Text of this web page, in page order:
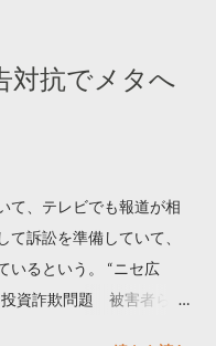
ja/insights/kakusan
対抗でメタへ
て、テレビでも報道が相
訴訟を準備していて、
いるという。 “ニセ広
投資詐欺問題 被害者らが